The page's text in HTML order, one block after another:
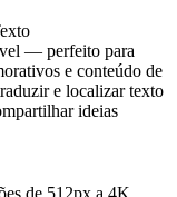
— perfeito para
e conteúdo de
e localizar texto
ideias